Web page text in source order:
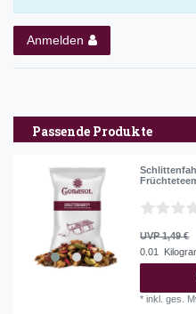
Anmelden
Passende Produkte
UVP 1,49 €
0.01
*inkl. ges.